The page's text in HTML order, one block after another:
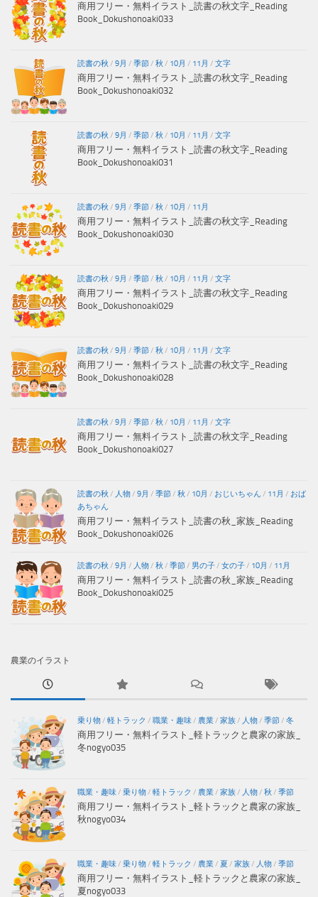
商用フリー・無料イラスト_読書の秋文字_Reading
Book_Dokushonoaki033
読書の秋 / 9月 / 季節/ 秋 / 10月 / 11月 / 文字
商用フリー・無料イラスト_読書の秋文字_Reading
Book_Dokushonoaki032
読書の秋 / 9月 / 季節/ 秋 / 10月 / 11月 / 文字
商用フリー・無料イラスト_読書の秋文字_Reading
Book_Dokushonoaki031
読書の秋 / 9月 / 季節/ 秋 / 10月 / 11月
商用フリー・無料イラスト_読書の秋文字_Reading
Book_Dokushonoaki030
読書の秋 / 9月 / 季節/ 秋 / 10月 / 11月 / 文字
商用フリー・無料イラスト_読書の秋文字_Reading
Book_Dokushonoaki029
読書の秋 / 9月 / 季節/ 秋 / 10月 / 11月 / 文字
商用フリー・無料イラスト_読書の秋文字_Reading
Book_Dokushonoaki028
読書の秋 / 9月 / 季節/ 秋 / 10月 / 11月 / 文字
商用フリー・無料イラスト_読書の秋文字_Reading
Book_Dokushonoaki027
読書の秋 / 人物/ 9月 / 季節/ 秋 / 10月 / おじいちゃん / 11月 / おば
あちゃん
商用フリー・無料イラスト_読書の秋_家族_Reading
Book_Dokushonoaki026
読書の秋 / 9月 / 人物/ 秋 / 季節/ 男の子/ 女の子/ 10月 / 11月
商用フリー・無料イラスト_読書の秋_家族_Reading
Book_Dokushonoaki025
農業のイラスト
乗り物/ 軽トラック / 職業・趣味/ 農業/ 家族/ 人物/ 季節/ 冬
商用フリー・無料イラスト_軽トラックと農家の家族_
冬nogyo035
職業・趣味/ 乗り物/ 軽トラック / 農業/ 家族/ 人物/ 秋 / 季節
商用フリー・無料イラスト_軽トラックと農家の家族_
秋nogyo034
職業・趣味/ 乗り物/ 軽トラック / 農業/ 夏 / 家族/ 人物/ 季節
商用フリー・無料イラスト_軽トラックと農家の家族_
夏nogyo033